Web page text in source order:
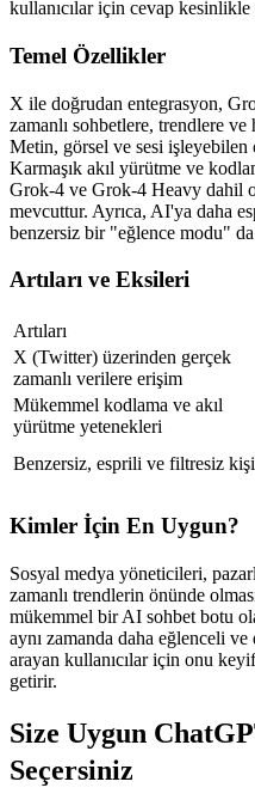
kullanıcılar için cevap kesinlikle
Temel Özellikler
X ile doğrudan entegrasyon,
zamanlı sohbetlere, trendlere ve
Metin, görsel ve sesi
Karmaşık akıl yürütme ve
Grok-4 ve Grok-4 Heavy dahil
mevcuttur. Ayrıca, AI'ya daha
benzersiz bir "eğlence modu" da
Artıları ve Eksileri
Artıları
X (Twitter) üzerinden gerçek
zamanlı verilere erişim
Mükemmel kodlama ve akıl
yürütme yetenekleri
Benzersiz, esprili ve filtresiz
Kimler İçin En Uygun?
Sosyal medya yöneticileri,
zamanlı trendlerin önünde
mükemmel bir AI sohbet botu
aynı zamanda daha eğlenceli
arayan kullanıcılar için onu
getirir.
Size Uygun
Seçersiniz